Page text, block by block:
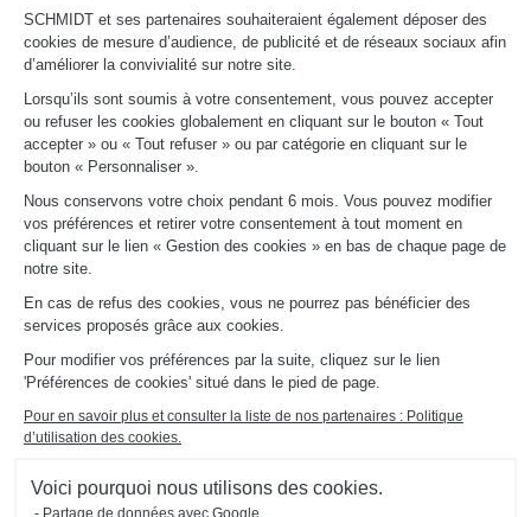
SCHMIDT et ses partenaires souhaiteraient également déposer des
cookies de mesure d’audience, de publicité et de réseaux sociaux afin
d’améliorer la convivialité sur notre site.
Lorsqu’ils sont soumis à votre consentement, vous pouvez accepter
ou refuser les cookies globalement en cliquant sur le bouton « Tout
accepter » ou « Tout refuser » ou par catégorie en cliquant sur le
bouton « Personnaliser ».
Nous conservons votre choix pendant 6 mois. Vous pouvez modifier
vos préférences et retirer votre consentement à tout moment en
cliquant sur le lien « Gestion des cookies » en bas de chaque page de
notre site.
En cas de refus des cookies, vous ne pourrez pas bénéficier des
services proposés grâce aux cookies.
Pour modifier vos préférences par la suite, cliquez sur le lien
'Préférences de cookies' situé dans le pied de page.
Pour en savoir plus et consulter la liste de nos partenaires : Politique
d’utilisation des cookies.
Voici pourquoi nous utilisons des cookies.
Partage de données avec Google
PRENDRE RENDEZ-VOUS
LIENS UTILES
Promotions
Fiches produits
Guides de pose et d’entretien
Consulter notre catalogue
À PROPOS
Actualités du groupe
Ouvrir un magasin
Schmidt dans le monde
Nos magasins en France